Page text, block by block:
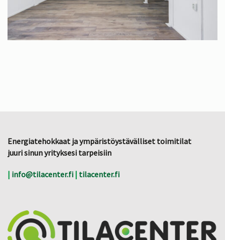
Energiatehokkaat ja ympäristöystävälliset toimitilat
juuri sinun yrityksesi tarpeisiin
| info@tilacenter.fi | tilacenter.fi